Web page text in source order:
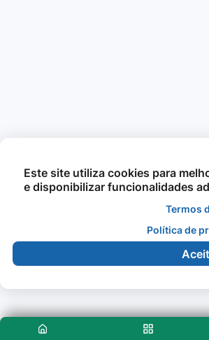
Este site utiliza cookies para
e disponibilizar funcionalidades
Termos
Política de